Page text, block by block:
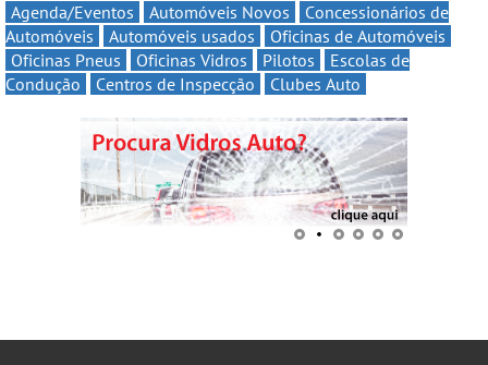
Agenda/Eventos Automóveis Novos
Concessionários de
Automóveis
Automóveis usados
Oficinas de Automóveis
Oficinas Pneus
Oficinas Vidros Pilotos
Escolas de
Condução
Centros de Inspecção Clubes Auto